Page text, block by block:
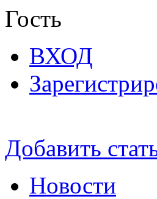
Гость
ВХОД
Добавить
Новости